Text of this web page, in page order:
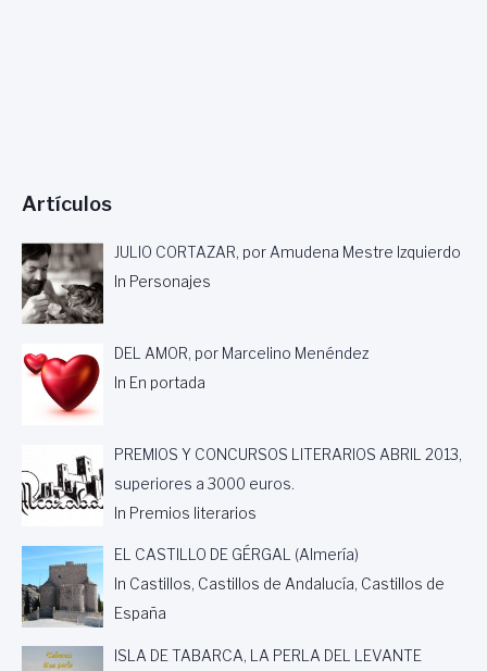
Artículos
JULIO CORTAZAR, por Amudena Mestre Izquierdo
In Personajes
DEL AMOR, por Marcelino Menéndez
In En portada
PREMIOS Y CONCURSOS LITERARIOS ABRIL 2013,
superiores a 3000 euros.
In Premios literarios
EL CASTILLO DE GÉRGAL (Almería)
In Castillos, Castillos de Andalucía, Castillos de
España
ISLA DE TABARCA, LA PERLA DEL LEVANTE